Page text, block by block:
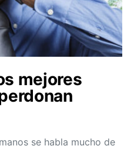
mejores
se habla mucho de